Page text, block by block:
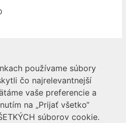
používame súbory
čo najrelevantnejší
vaše preferencie a
na „Prijať všetko“
súborov cookie.